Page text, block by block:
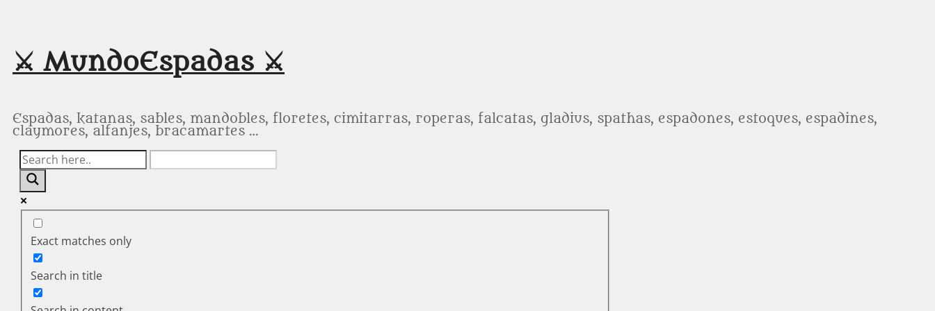
contenido
⚔️ MundoEspadas ⚔️
Espadas, katanas, sables, mandobles, floretes, cimitarras, roperas, falcatas, gladius, spathas, espadones, estoques, espadines,
claymores, alfanjes, bracamartes …
Exact matches only
Search in title